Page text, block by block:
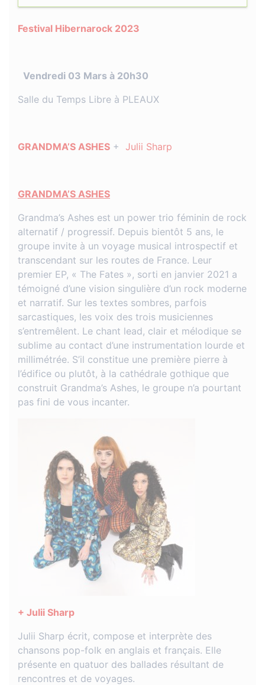
Festival Hibernarock 2023
Vendredi 03 Mars à 20h30
Salle du Temps Libre à PLEAUX
GRANDMA’S ASHES + Julii Sharp
GRANDMA’S ASHES
Grandma’s Ashes est un power trio féminin de rock
alternatif / progressif. Depuis bientôt 5 ans, le
groupe invite à un voyage musical introspectif et
transcendant sur les routes de France. Leur
premier EP, « The Fates », sorti en janvier 2021 a
témoigné d’une vision singulière d’un rock moderne
et narratif. Sur les textes sombres, parfois
sarcastiques, les voix des trois musiciennes
s’entremêlent. Le chant lead, clair et mélodique se
sublime au contact d’une instrumentation lourde et
millimétrée. S’il constitue une première pierre à
l’édifice ou plutôt, à la cathédrale gothique que
construit Grandma’s Ashes, le groupe n’a pourtant
pas fini de vous incanter.
+ Julii Sharp
Julii Sharp écrit, compose et interprète des
chansons pop-folk en anglais et français. Elle
présente en quatuor des ballades résultant de
rencontres et de voyages.